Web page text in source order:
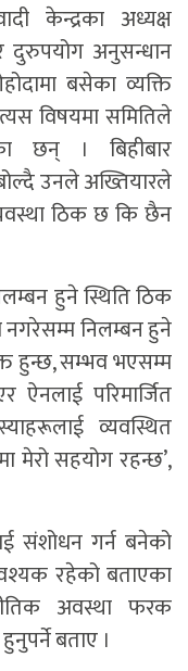
केन्द्रका अध्यक्ष
दुरुपयोग अनुसन्धान
बसेका व्यक्ति
विषयमा समितिले
छन् । बिहीबार
उनले अख्तियारले
ठिक छ कि छैन
हुने स्थिति ठिक
निलम्बन हुने
हुन्छ, सम्भव भएसम्म
परिमार्जित
व्यवस्थित
मेरो सहयोग रहन्छ’,
संशोधन गर्न बनेको
रहेको बताएका
अवस्था फरक
बताए ।